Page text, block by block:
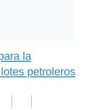
la
petroleros